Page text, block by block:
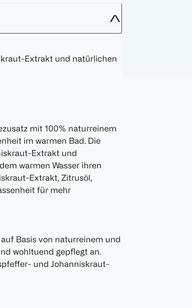
Extrakt und natürlichen
mit 100% naturreinem
im warmen Bad. Die
Extrakt und
warmen Wasser ihren
Extrakt, Zitrusöl,
für mehr
Basis von naturreinem und
wohltuend gepflegt an.
und Johanniskraut-